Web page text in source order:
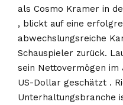
als Cosmo Kramer in
, blickt auf eine
abwechslungsreiche
Schauspieler zurück.
sein Nettovermögen im
US-Dollar geschätzt .
Unterhaltungsbranche